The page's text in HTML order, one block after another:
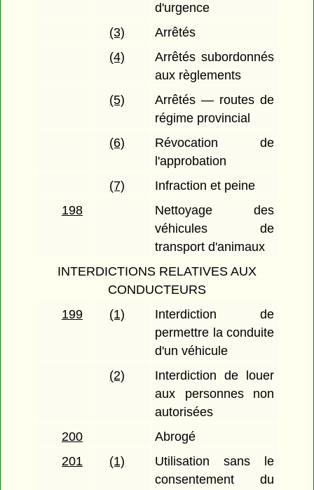
d'urgence
(3)
Arrêtés
(4)
Arrêtés subordonnés
aux règlements
(5)
Arrêtés — routes de
régime provincial
(6)
Révocation de
l'approbation
(7)
Infraction et peine
198
Nettoyage des
véhicules de
transport d'animaux
INTERDICTIONS RELATIVES AUX
CONDUCTEURS
199
(1)
Interdiction de
permettre la conduite
d'un véhicule
(2)
Interdiction de louer
aux personnes non
autorisées
200
Abrogé
201
(1)
Utilisation sans le
consentement du